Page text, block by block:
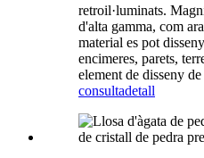
retroil·luminats.
d'alta gamma, com
material es pot
encimeres, parets,
element de disseny de
consultadetall